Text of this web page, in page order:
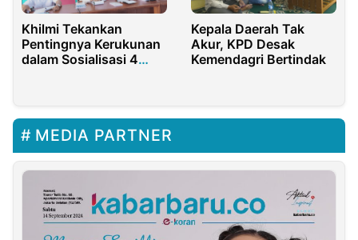
Khilmi Tekankan
Pentingnya Kerukunan
dalam Sosialisasi 4
Kepala Daerah Tak
Akur, KPD Desak
Kemendagri Bertindak
MEDIA PARTNER